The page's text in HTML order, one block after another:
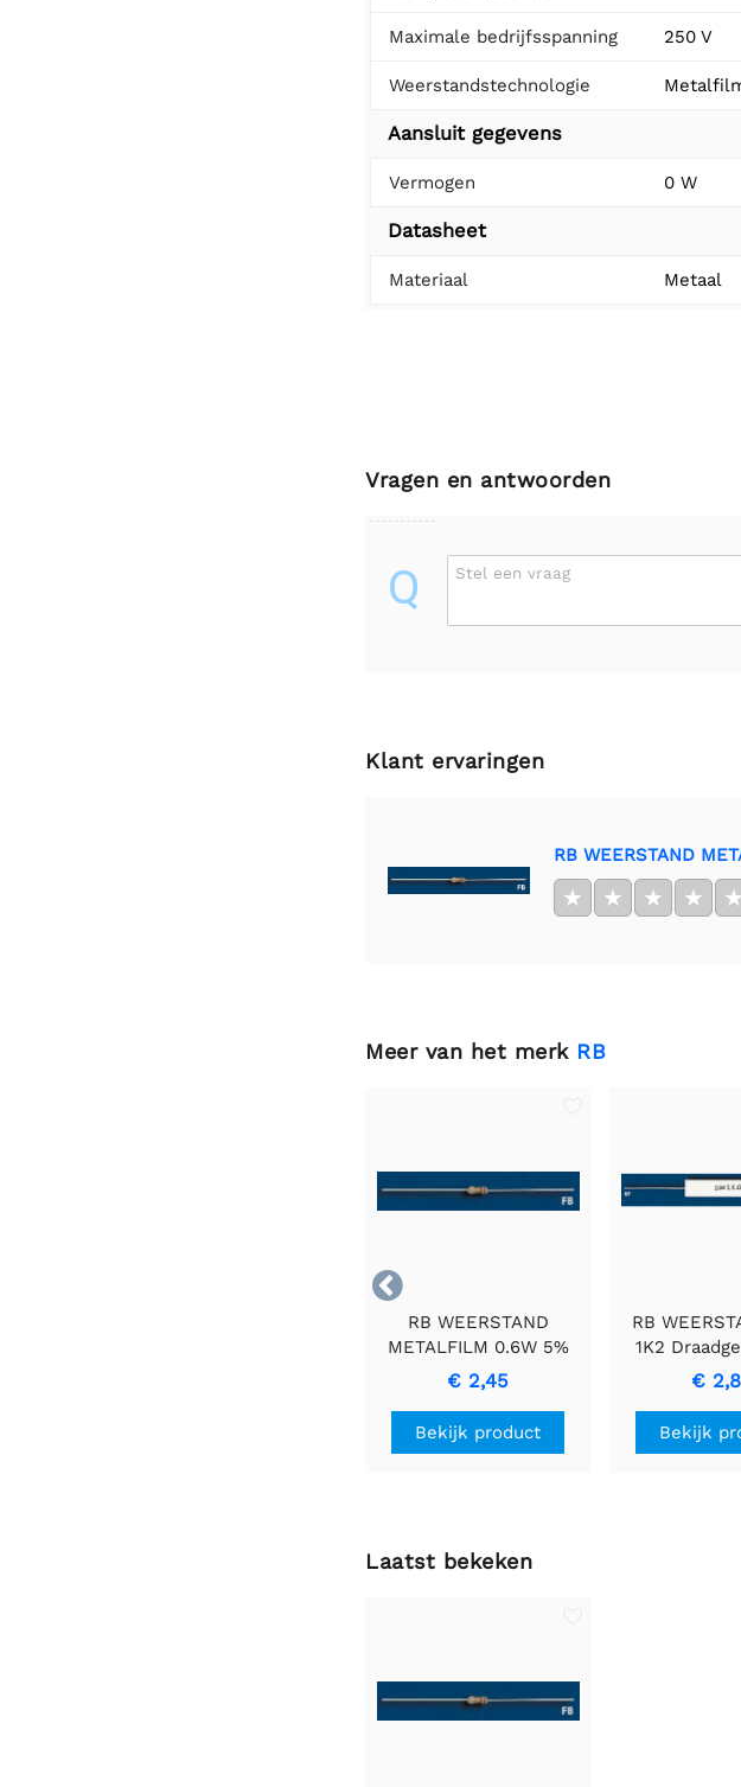
Maximale bedrijfsspanning 250 V
Weerstandstechnologie
Aansluit gegevens
Vermogen 0 W
Datasheet
Materiaal Metaal
Vragen en antwoorden
Q Stel een vraag
Klant ervaringen
RB WEERSTAND
★ ★ ★ ★ ★
Meer van het merk RB

RB WEERSTAND
METALFILM 0.6W 5%
2E2 - Duurzame
Precisieweerstand
€ 2,45
Bekijk product
RB
1K2
Keramische
€
Bekijk
Laatst bekeken